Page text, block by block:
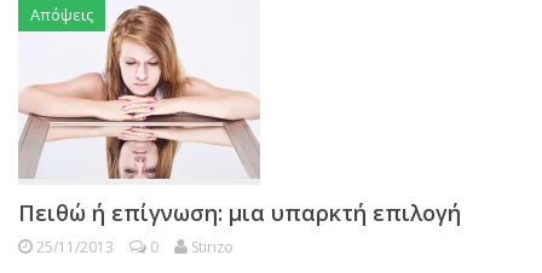
Απόψεις
Πειθώ ή επίγνωση: μια υπαρκτή επιλογή
25/11/2013 0 Stirizo